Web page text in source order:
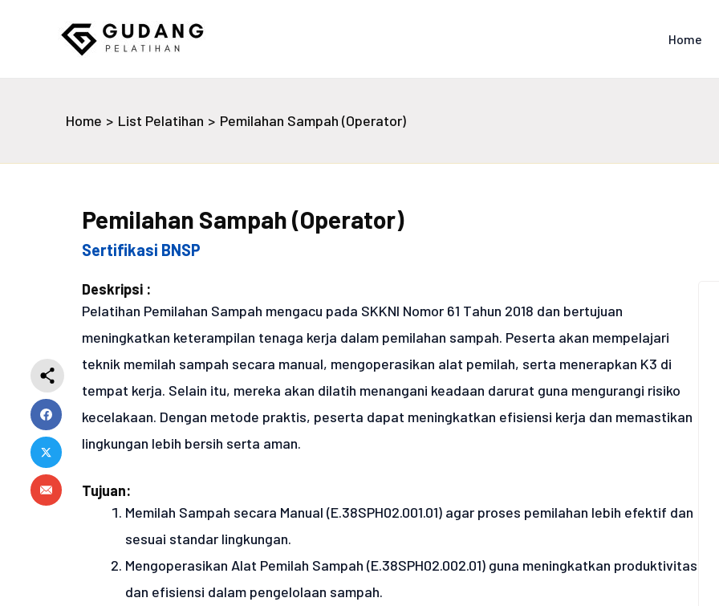
Home
Home List Pelatihan Pemilahan Sampah (Operator)
Pemilahan Sampah (Operator)
Sertifikasi BNSP
Deskripsi :
Pelatihan Pemilahan Sampah mengacu pada SKKNI Nomor 61 Tahun 2018 dan bertujuan
meningkatkan keterampilan tenaga kerja dalam pemilahan sampah. Peserta akan mempelajari
teknik memilah sampah secara manual, mengoperasikan alat pemilah, serta menerapkan K3 di
tempat kerja. Selain itu, mereka akan dilatih menangani keadaan darurat guna mengurangi risiko
kecelakaan. Dengan metode praktis, peserta dapat meningkatkan efisiensi kerja dan memastikan
lingkungan lebih bersih serta aman.
Tujuan:
Memilah Sampah secara Manual (E.38SPH02.001.01) agar proses pemilahan lebih efektif dan
sesuai standar lingkungan.
Mengoperasikan Alat Pemilah Sampah (E.38SPH02.002.01) guna meningkatkan produktivitas
dan efisiensi dalam pengelolaan sampah.